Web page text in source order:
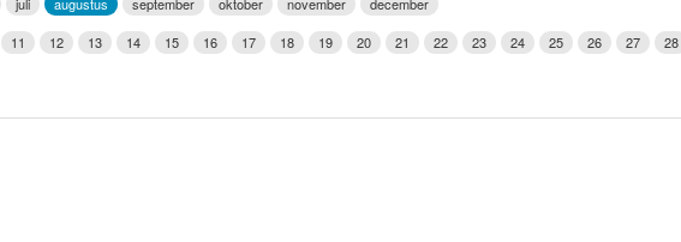
Weerman
11 12 13 14 15 16 17 18 19 20 21 22 23 24 25 26 27 28